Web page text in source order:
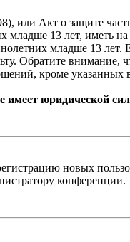
или Акт о защите
13 лет, иметь
младше 13
Обратите
кроме
имеет юридической
новых
конференции.